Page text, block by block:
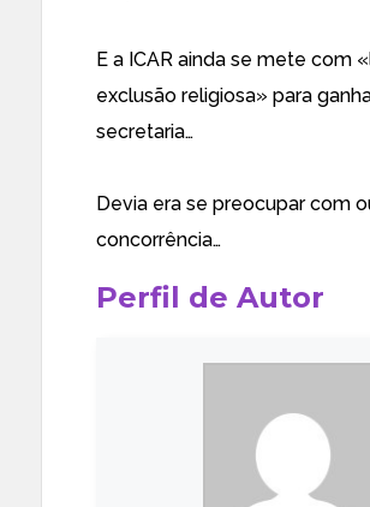
E a ICAR ainda se mete com
exclusão religiosa» para
secretaria…
Devia era se preocupar com
concorrência…
Perfil de Autor